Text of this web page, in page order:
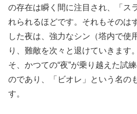
の存在は瞬く間に注目され、「ス
れられるほどです。それもそのは
した夜は、強力なシン（塔内で使
り、難敵を次々と退けていきます
そ、かつての“夜”が乗り越えた試
のであり、「ビオレ」という名の
す。